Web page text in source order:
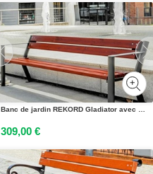
Banc de jardin REKORD Gladiator avec accoudoirs, acajou, 185 x 59 x 73 cm, robuste, ergonomique, résistant aux intempéries, acier, bois dépicéa scandinave
309,00 €